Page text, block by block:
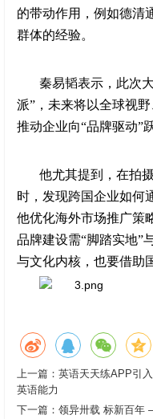
的带动作用，例如德清
群体的经验。
秦易韬表示，此次
派”，未来将以全球视
推动企业向“品牌驱动”
他尤其提到，在拍
时，发现跨国企业如何
他优化海外市场推广策
品牌建设需“脚踏实地”
与文化内核，也要借助
上一篇： 英语天天练APP引
英语能力
下一篇： 领异卅载 标新百年